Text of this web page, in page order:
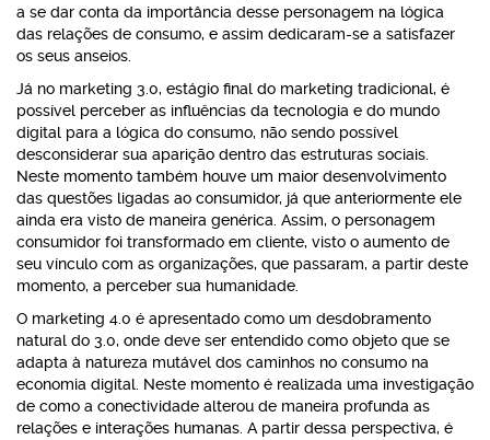
a se dar conta da importância desse personagem na lógica
das relações de consumo, e assim dedicaram-se a satisfazer
os seus anseios.
Já no marketing 3.0, estágio final do marketing tradicional, é
possível perceber as influências da tecnologia e do mundo
digital para a lógica do consumo, não sendo possível
desconsiderar sua aparição dentro das estruturas sociais.
Neste momento também houve um maior desenvolvimento
das questões ligadas ao consumidor, já que anteriormente ele
ainda era visto de maneira genérica. Assim, o personagem
consumidor foi transformado em cliente, visto o aumento de
seu vínculo com as organizações, que passaram, a partir deste
momento, a perceber sua humanidade.
O marketing 4.0 é apresentado como um desdobramento
natural do 3.0, onde deve ser entendido como objeto que se
adapta à natureza mutável dos caminhos no consumo na
economia digital. Neste momento é realizada uma investigação
de como a conectividade alterou de maneira profunda as
relações e interações humanas. A partir dessa perspectiva, é